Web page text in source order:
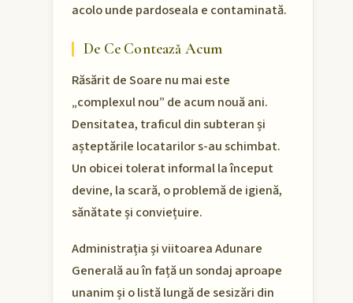
acolo unde pardoseala e contaminată.
De Ce Contează Acum
Răsărit de Soare nu mai este
„complexul nou” de acum nouă ani.
Densitatea, traficul din subteran și
așteptările locatarilor s-au schimbat.
Un obicei tolerat informal la început
devine, la scară, o problemă de igienă,
sănătate și conviețuire.
Administrația și viitoarea Adunare
Generală au în față un sondaj aproape
unanim și o listă lungă de sesizări din